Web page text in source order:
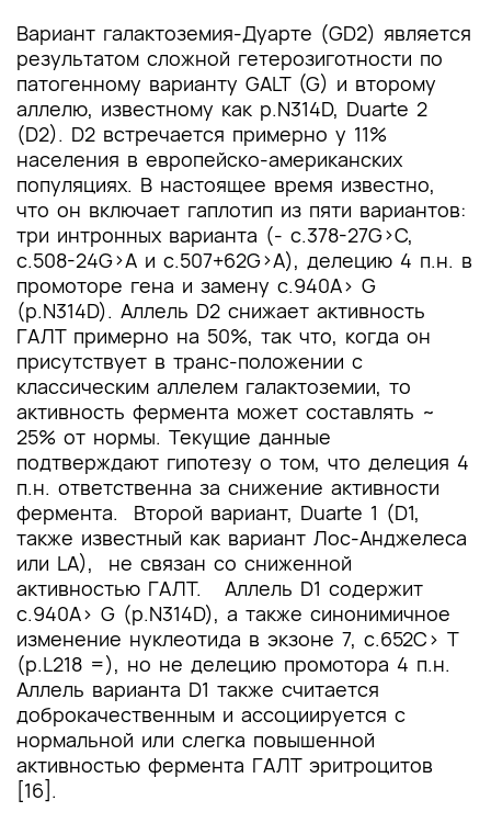
Вариант галактоземия-Дуарте (GD2) является
результатом сложной гетерозиготности по
патогенному варианту GALT (G) и второму
аллелю, известному как p.N314D, Duarte 2
(D2). D2 встречается примерно у 11%
населения в европейско-американских
популяциях. В настоящее время известно,
что он включает гаплотип из пяти вариантов:
три интронных варианта (- c.378-27G>C,
c.508-24G>A и c.507+62G>A), делецию 4 п.н. в
промоторе гена и замену c.940A> G
(p.N314D). Аллель D2 снижает активность
ГАЛТ примерно на 50%, так что, когда он
присутствует в транс-положении с
классическим аллелем галактоземии, то
активность фермента может составлять ~
25% от нормы. Текущие данные
подтверждают гипотезу о том, что делеция 4
п.н. ответственна за снижение активности
фермента. Второй вариант, Duarte 1 (D1,
также известный как вариант Лос-Анджелеса
или LA), не связан со сниженной
активностью ГАЛТ. Аллель D1 содержит
c.940A> G (p.N314D), а также синонимичное
изменение нуклеотида в экзоне 7, c.652C> T
(p.L218 =), но не делецию промотора 4 п.н.
Аллель варианта D1 также считается
доброкачественным и ассоциируется с
нормальной или слегка повышенной
активностью фермента ГАЛТ эритроцитов
[16].